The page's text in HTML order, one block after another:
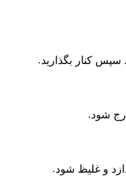
سپس کنار بگذارید.
شود.
و غلیظ شود.